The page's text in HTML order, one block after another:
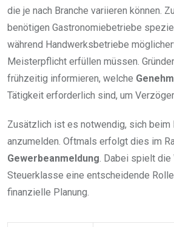
die je nach Branche variieren können.
benötigen Gastronomiebetriebe
während Handwerksbetriebe
Meisterpflicht erfüllen müssen.
frühzeitig informieren, welche
Tätigkeit erforderlich sind, um
Zusätzlich ist es notwendig, sich beim
anzumelden. Oftmals erfolgt dies im
Gewerbeanmeldung. Dabei spielt die
Steuerklasse eine entscheidende
finanzielle Planung.